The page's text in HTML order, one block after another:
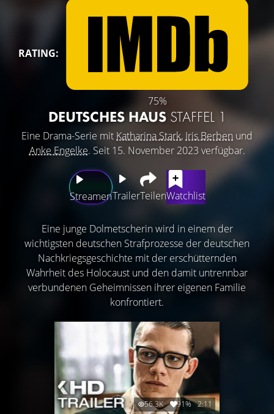
RATING:
75%
DEUTSCHES HAUS STAFFEL 1
Eine Drama-Serie mit Katharina Stark, Iris Berben und
Anke Engelke. Seit 15. November 2023 verfügbar.
StreamenTrailerTeilenWatchlist
Eine junge Dolmetscherin wird in einem der
wichtigsten deutschen Strafprozesse der deutschen
Nachkriegsgeschichte mit der erschütternden
Wahrheit des Holocaust und den damit untrennbar
verbundenen Geheimnissen ihrer eigenen Familie
konfrontiert.
56.3K 91% 2:11